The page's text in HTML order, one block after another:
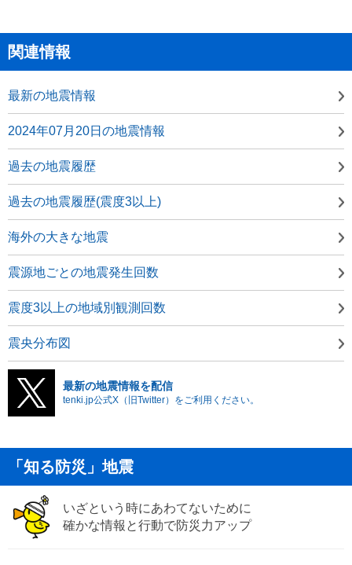
関連情報
最新の地震情報
2024年07月20日の地震情報
過去の地震履歴
過去の地震履歴(震度3以上)
海外の大きな地震
震源地ごとの地震発生回数
震度3以上の地域別観測回数
震央分布図
最新の地震情報を配信
tenki.jp公式X（旧Twitter）をご利用ください。
「知る防災」地震
いざという時にあわてないために
確かな情報と行動で防災力アップ